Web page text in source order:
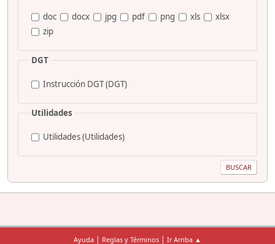
doc docx jpg pdf png xls
xlsx
zip
DGT
Instrucción DGT (DGT)
Utilidades
Utilidades (Utilidades)
Ayuda | Reglas y Términos | Ir Arriba ▲